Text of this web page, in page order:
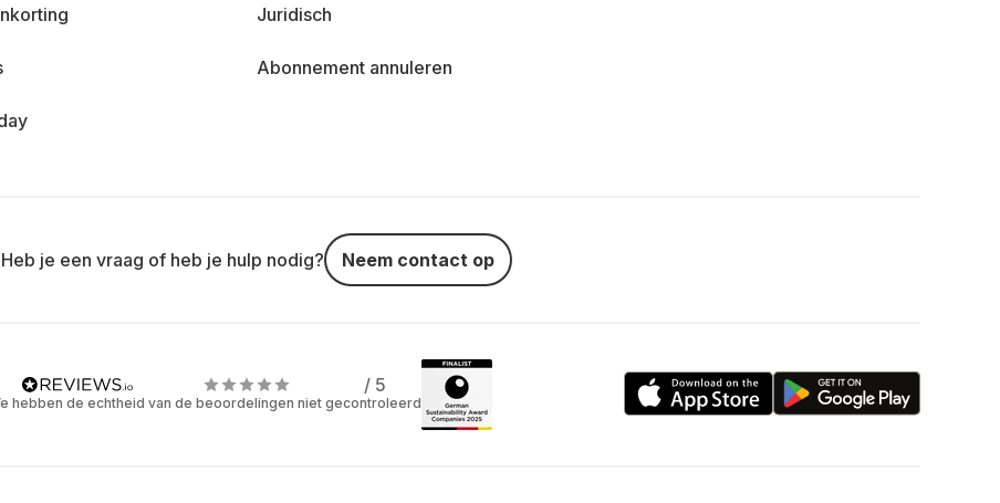
Juridisch
Abonnement annuleren
Heb je een vraag of heb je hulp nodig? Neem contact op
/ 5
hebben de echtheid van de beoordelingen niet gecontroleerd